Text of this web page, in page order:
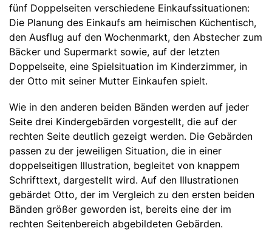
fünf Doppelseiten verschiedene Einkaufssituationen:
Die Planung des Einkaufs am heimischen Küchentisch,
den Ausflug auf den Wochenmarkt, den Abstecher zum
Bäcker und Supermarkt sowie, auf der letzten
Doppelseite, eine Spielsituation im Kinderzimmer, in
der Otto mit seiner Mutter Einkaufen spielt.
Wie in den anderen beiden Bänden werden auf jeder
Seite drei Kindergebärden vorgestellt, die auf der
rechten Seite deutlich gezeigt werden. Die Gebärden
passen zu der jeweiligen Situation, die in einer
doppelseitigen Illustration, begleitet von knappem
Schrifttext, dargestellt wird. Auf den Illustrationen
gebärdet Otto, der im Vergleich zu den ersten beiden
Bänden größer geworden ist, bereits eine der im
rechten Seitenbereich abgebildeten Gebärden.